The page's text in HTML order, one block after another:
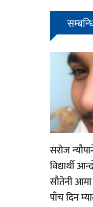
सरोज
विद्यार्थी
सौतेनी
पाँच दिन